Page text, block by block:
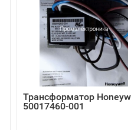
Трансформатор
50017460-001